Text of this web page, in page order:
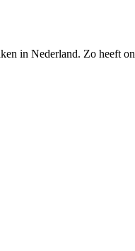
in Nederland. Zo heeft